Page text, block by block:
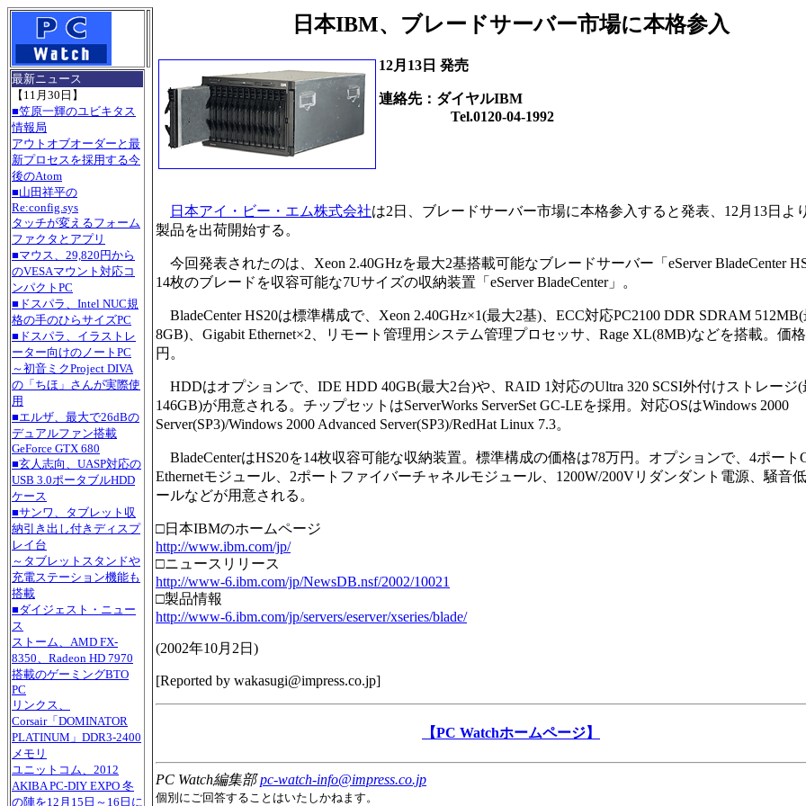
最新ニュース
【11月30日】
■笠原一輝のユビキタス
情報局
アウトオブオーダーと最
新プロセスを採用する今
後のAtom
■山田祥平の
Re:config.sys
タッチが変えるフォーム
ファクタとアプリ
■マウス、29,820円から
のVESAマウント対応コ
ンパクトPC
■ドスパラ、Intel NUC規
格の手のひらサイズPC
■ドスパラ、イラストレ
ーター向けのノートPC
～初音ミクProject DIVA
の「ちほ」さんが実際使
用
■エルザ、最大で26dBの
デュアルファン搭載
GeForce GTX 680
■玄人志向、UASP対応の
USB 3.0ポータブルHDD
ケース
■サンワ、タブレット収
納引き出し付きディスプ
レイ台
～タブレットスタンドや
充電ステーション機能も
搭載
■ダイジェスト・ニュー
ス
ストーム、AMD FX-
8350、Radeon HD 7970
搭載のゲーミングBTO
PC
リンクス、
Corsair「DOMINATOR
PLATINUM」DDR3-2400
メモリ
ユニットコム、2012
AKIBA PC-DIY EXPO 冬
の陣を12月15日～16日に
日本IBM、ブレードサーバー市場に本格参入
12月13日 発売
連絡先：ダイヤルIBM
Tel.0120-04-1992
日本アイ・ビー・エム株式会社は2日、ブレードサーバー市場に本格参入すると発表、12月13日よ
製品を出荷開始する。
今回発表されたのは、Xeon 2.40GHzを最大2基搭載可能なブレードサーバー「eServer BladeCenter
14枚のブレードを収容可能な7Uサイズの収納装置「eServer BladeCenter」。
BladeCenter HS20は標準構成で、Xeon 2.40GHz×1(最大2基)、ECC対応PC2100 DDR SDRAM
8GB)、Gigabit Ethernet×2、リモート管理用システム管理プロセッサ、Rage XL(8MB)などを搭載。価
円。
HDDはオプションで、IDE HDD 40GB(最大2台)や、RAID 1対応のUltra 320 SCSI外付けストレージ(
146GB)が用意される。チップセットはServerWorks ServerSet GC-LEを採用。対応OSはWindows 2000
Server(SP3)/Windows 2000 Advanced Server(SP3)/RedHat Linux 7.3。
BladeCenterはHS20を14枚収容可能な収納装置。標準構成の価格は78万円。オプションで、4ポート
Ethernetモジュール、2ポートファイバーチャネルモジュール、1200W/200Vリダンダント電源、騒音
ールなどが用意される。
□日本IBMのホームページ
http://www.ibm.com/jp/
□ニュースリリース
http://www-6.ibm.com/jp/NewsDB.nsf/2002/10021
□製品情報
http://www-6.ibm.com/jp/servers/eserver/xseries/blade/
(2002年10月2日 )
[Reported by wakasugi@impress.co.jp]
【PC Watchホームページ】
PC Watch編集部pc-watch-info@impress.co.jp
個別にご回答することはいたしかねます。